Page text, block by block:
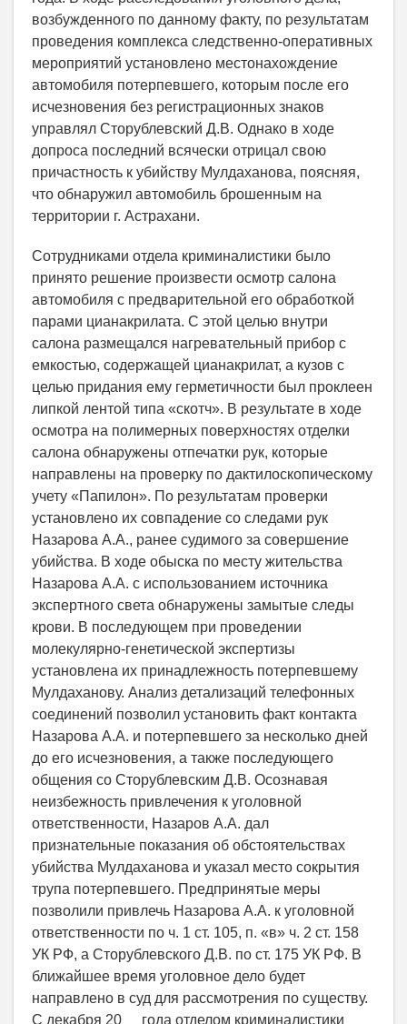
возбужденного по данному факту, по результатам
проведения комплекса следственно-оперативных
мероприятий установлено местонахождение
автомобиля потерпевшего, которым после его
исчезновения без регистрационных знаков
управлял Сторублевский Д.В. Однако в ходе
допроса последний всячески отрицал свою
причастность к убийству Мулдаханова, поясняя,
что обнаружил автомобиль брошенным на
территории г. Астрахани.
Сотрудниками отдела криминалистики было
принято решение произвести осмотр салона
автомобиля с предварительной его обработкой
парами цианакрилата. С этой целью внутри
салона размещался нагревательный прибор с
емкостью, содержащей цианакрилат, а кузов с
целью придания ему герметичности был проклеен
липкой лентой типа «скотч». В результате в ходе
осмотра на полимерных поверхностях отделки
салона обнаружены отпечатки рук, которые
направлены на проверку по дактилоскопическому
учету «Папилон». По результатам проверки
установлено их совпадение со следами рук
Назарова А.А., ранее судимого за совершение
убийства. В ходе обыска по месту жительства
Назарова А.А. с использованием источника
экспертного света обнаружены замытые следы
крови. В последующем при проведении
молекулярно-генетической экспертизы
установлена их принадлежность потерпевшему
Мулдаханову. Анализ детализаций телефонных
соединений позволил установить факт контакта
Назарова А.А. и потерпевшего за несколько дней
до его исчезновения, а также последующего
общения со Сторублевским Д.В. Осознавая
неизбежность привлечения к уголовной
ответственности, Назаров А.А. дал
признательные показания об обстоятельствах
убийства Мулдаханова и указал место сокрытия
трупа потерпевшего. Предпринятые меры
позволили привлечь Назарова А.А. к уголовной
ответственности по ч. 1 ст. 105, п. «в» ч. 2 ст. 158
УК РФ, а Сторублевского Д.В. по ст. 175 УК РФ. В
ближайшее время уголовное дело будет
направлено в суд для рассмотрения по существу.
С декабря 20__ года отделом криминалистики